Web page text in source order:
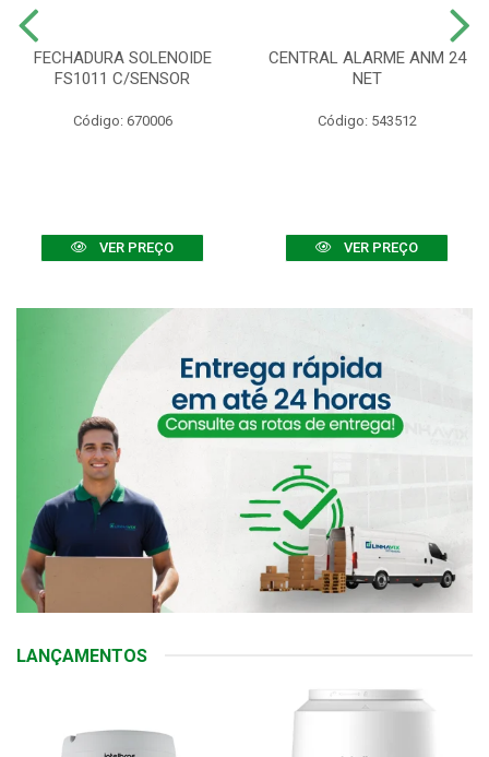
FECHADURA SOLENOIDE
FS1011 C/SENSOR
Código: 670006
VER PREÇO
CENTRAL ALARME ANM 24
NET
Código: 543512
VER PREÇO
LANÇAMENTOS